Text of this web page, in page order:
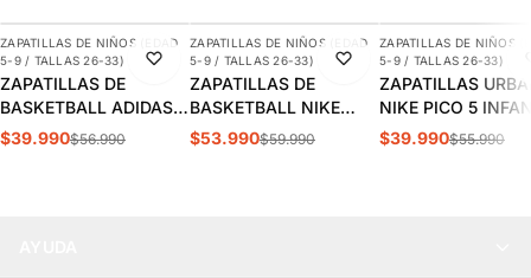
-30%
ZAPATILLAS DE NIÑOS (EDAD
5-9 / TALLAS 26-33)
ZAPATILLAS DE
BASKETBALL ADIDAS
CROSS EM UP 5K
$39.990$56.990
-10%
ZAPATILLAS DE NIÑOS (EDAD
5-9 / TALLAS 26-33)
ZAPATILLAS DE
BASKETBALL NIKE
TEAM HUSTLE D 12 PS
$53.990$59.990
-29%
ZAPATILLAS DE NIÑOS
5-9 / TALLAS 26-33)
ZAPATILLAS
NIKE PICO 5
AR4161-100
$39.990$55.990